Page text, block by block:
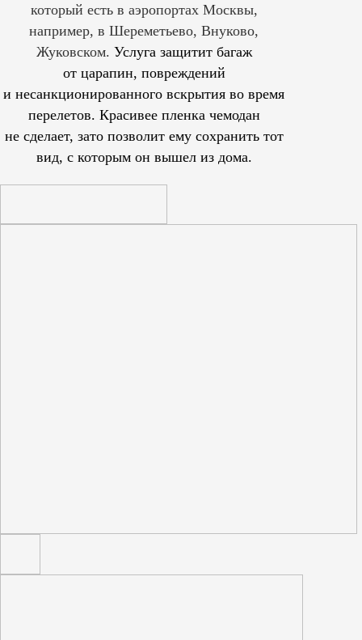
который есть в аэропортах Москвы,
например, в Шереметьево, Внуково,
Жуковском. Услуга защитит багаж
от царапин, повреждений
и несанкционированного вскрытия во время
перелетов. Красивее пленка чемодан
не сделает, зато позволит ему сохранить тот
вид, с которым он вышел из дома.